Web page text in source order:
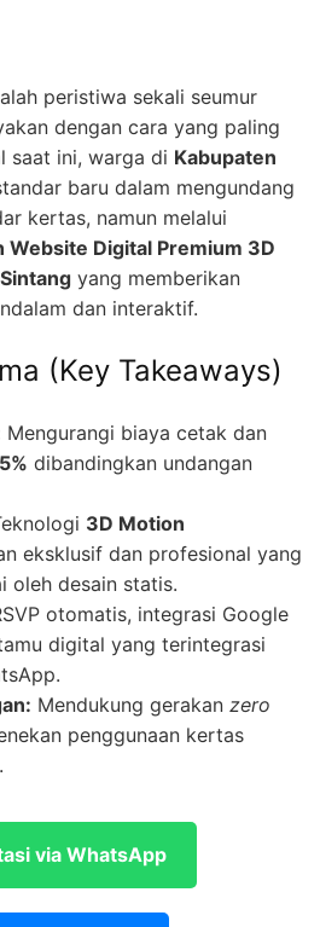
peristiwa sekali seumur
dengan cara yang paling
saat ini, warga di Kabupaten
baru dalam mengundang
kertas, namun melalui
Website Digital Premium 3D
yang memberikan
dan interaktif.
(Key Takeaways)
Mengurangi biaya cetak dan
dibandingkan undangan
3D Motion
eksklusif dan profesional yang
oleh desain statis.
otomatis, integrasi Google
digital yang terintegrasi
Mendukung gerakan zero
penggunaan kertas
via WhatsApp